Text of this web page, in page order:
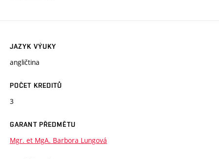
JAZYK VÝUKY
angličtina
POČET KREDITŮ
3
GARANT PŘEDMĚTU
Mgr. et MgA. Barbora Lungová